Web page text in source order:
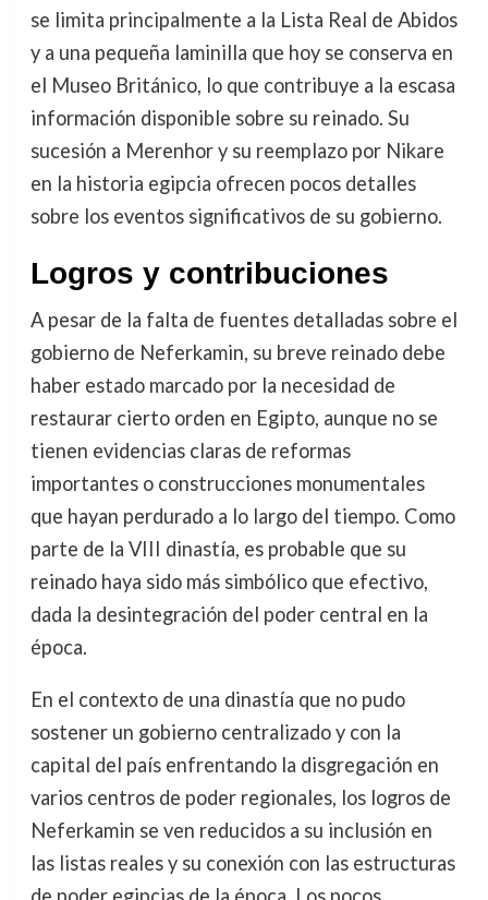
se limita principalmente a la Lista Real de Abidos
y a una pequeña laminilla que hoy se conserva en
el Museo Británico, lo que contribuye a la escasa
información disponible sobre su reinado. Su
sucesión a Merenhor y su reemplazo por Nikare
en la historia egipcia ofrecen pocos detalles
sobre los eventos significativos de su gobierno.
Logros y contribuciones
A pesar de la falta de fuentes detalladas sobre el
gobierno de Neferkamin, su breve reinado debe
haber estado marcado por la necesidad de
restaurar cierto orden en Egipto, aunque no se
tienen evidencias claras de reformas
importantes o construcciones monumentales
que hayan perdurado a lo largo del tiempo. Como
parte de la VIII dinastía, es probable que su
reinado haya sido más simbólico que efectivo,
dada la desintegración del poder central en la
época.
En el contexto de una dinastía que no pudo
sostener un gobierno centralizado y con la
capital del país enfrentando la disgregación en
varios centros de poder regionales, los logros de
Neferkamin se ven reducidos a su inclusión en
las listas reales y su conexión con las estructuras